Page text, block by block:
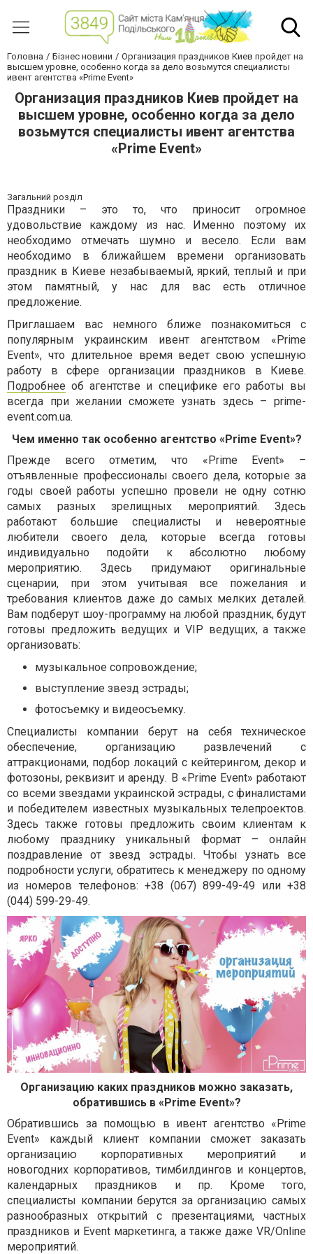
Головна Бізнес новини
Организация праздников Киев пройдет на
высшем уровне, особенно когда за дело возьмутся специалисты
ивент агентства «Prime Event»
Организация праздников Киев пройдет на
высшем уровне, особенно когда за дело
возьмутся специалисты ивент агентства
«Prime Event»
Загальний розділ
Праздники – это то, что приносит огромное
удовольствие каждому из нас. Именно поэтому их
необходимо отмечать шумно и весело. Если вам
необходимо в ближайшем времени организовать
праздник в Киеве незабываемый, яркий, теплый и при
этом памятный, у нас для вас есть отличное
предложение.
Приглашаем вас немного ближе познакомиться с
популярным украинским ивент агентством «Prime
Event», что длительное время ведет свою успешную
работу в сфере организации праздников в Киеве.
Подробнее об агентстве и специфике его работы вы
всегда при желании сможете узнать здесь – prime-
event.com.ua.
Чем именно так особенно агентство «Prime Event»?
Прежде всего отметим, что «Prime Event» –
отъявленные профессионалы своего дела, которые за
годы своей работы успешно провели не одну сотню
самых разных зрелищных мероприятий. Здесь
работают большие специалисты и невероятные
любители своего дела, которые всегда готовы
индивидуально подойти к абсолютно любому
мероприятию. Здесь придумают оригинальные
сценарии, при этом учитывая все пожелания и
требования клиентов даже до самых мелких деталей.
Вам подберут шоу-программу на любой праздник, будут
готовы предложить ведущих и VIP ведущих, а также
организовать:
музыкальное сопровождение;
выступление звезд эстрады;
фотосъемку и видеосъемку.
Специалисты компании берут на себя техническое
обеспечение, организацию развлечений с
аттракционами, подбор локаций с кейтерингом, декор и
фотозоны, реквизит и аренду. В «Prime Event» работают
со всеми звездами украинской эстрады, с финалистами
и победителем известных музыкальных телепроектов.
Здесь также готовы предложить своим клиентам к
любому празднику уникальный формат – онлайн
поздравление от звезд эстрады. Чтобы узнать все
подробности услуги, обратитесь к менеджеру по одному
из номеров телефонов: +38 (067) 899-49-49 или +38
(044) 599-29-49.
Организацию каких праздников можно заказать,
обратившись в «Prime Event»?
Обратившись за помощью в ивент агентство «Prime
Event» каждый клиент компании сможет заказать
организацию корпоративных мероприятий и
новогодних корпоративов, тимбилдингов и концертов,
календарных праздников и пр. Кроме того,
специалисты компании берутся за организацию самых
разнообразных открытий с презентациями, частных
праздников и Event маркетинга, а также даже VR/Online
мероприятий.